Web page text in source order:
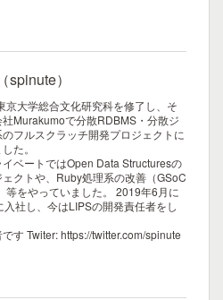
spinute）
京大学総合文化研究科を修了し、そ
Murakumoで分散RDBMS・分散ジ
のフルスクラッチ開発プロジェクトに
た。
イベートではOpen Data Structuresの
クトや、Ruby処理系の改善（GSoC
をやっていました。
2019年6月に
社し、今はLIPSの開発責任者をし
す Twiter: https://twitter.com/spinute